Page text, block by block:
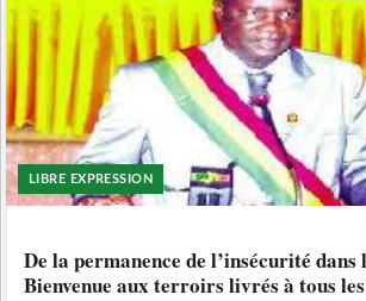
LIBRE EXPRESSION
De la permanence de l’insécurité
Bienvenue aux terroirs livrés à tous